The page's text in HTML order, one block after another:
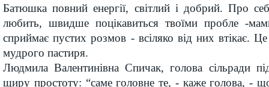
Батюшка повний енергії, світлий і добрий. Про
любить, швидше поцікавиться твоїми пробле -
сприймає пустих розмов - всіляко від них втікає.
мудрого пастиря.
Людмила Валентинівна Спичак, голова сільради
щиру простоту: “саме головне те, - каже голова, -